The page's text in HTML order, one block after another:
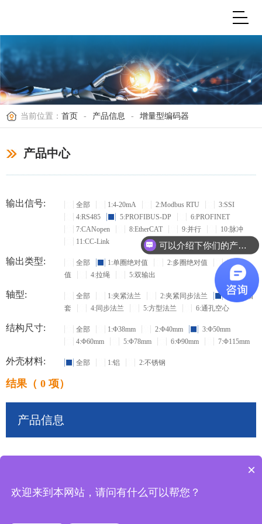
当前位置： 首页 - 产品信息 - 增量型编码器
产品中心
输出信号: 全部 1:4-20mA 2:Modbus RTU
3:SSI
4:RS485
5:PROFIBUS-DP
6:PROFINET
7:CANopen
8:EtherCAT 9:并行
10:脉冲
11:CC-Link
输出类型: 全部 1:单圈绝对值 2:多圈绝对值
3:增量
值
4:拉绳 5:双输出
轴型: 全部 1:夹紧法兰 2:夹紧同步法兰
3:盲孔轴
套
4:同步法兰 5:方型法兰 6:通孔空心
结构尺寸: 全部 1:Φ38mm 2:Φ40mm
3:Φ50mm
4:Φ60mm
5:Φ78mm 6:Φ90mm 7:Φ115mm
外壳材料: 全部 1:铝 2:不锈钢
结果（ 0 项）
产品信息
可以介绍下你们的产品么？
×
欢迎来到本网站，请问有什么可以帮您？